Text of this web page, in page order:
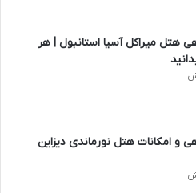
هتل میراکل آسیا استانبول | هر
و امکانات هتل نورماندی دیزاین